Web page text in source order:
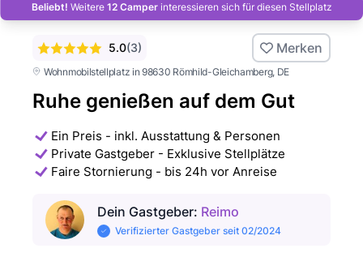
Beliebt! Weitere 12 Camper interessieren sich für diesen Stellplatz
Wohnmobilstellplatz in 98630 Römhild-Gleichamberg, DE
Ruhe genießen auf dem Gut
5.0(3) Merken
Ein Preis - inkl. Ausstattung & Personen
Private Gastgeber - Exklusive Stellplätze
Faire Stornierung - bis 24h vor Anreise
Dein Gastgeber: Reimo
Verifizierter Gastgeber seit 02/2024